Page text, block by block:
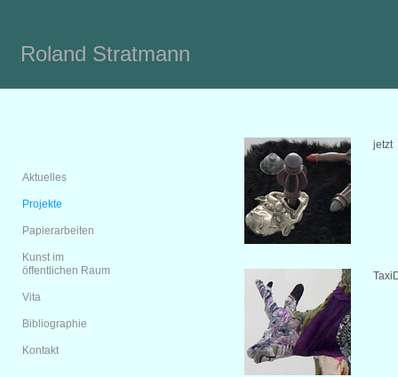
Roland Stratmann
Aktuelles
Projekte
Papierarbeiten
Kunst im
öffentlichen Raum
Vita
Bibliographie
Kontakt
jetzt